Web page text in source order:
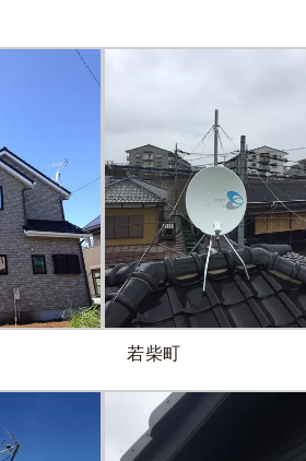
若柴町